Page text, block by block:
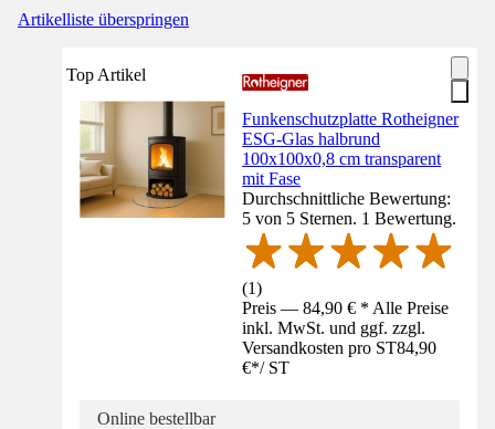
Artikelliste überspringen
Top Artikel
Funkenschutzplatte Rotheigner
ESG-Glas halbrund
100x100x0,8 cm transparent
mit Fase
Durchschnittliche Bewertung:
5 von 5 Sternen. 1 Bewertung.
(1)
Preis — 84,90 € * Alle Preise
inkl. MwSt. und ggf. zzgl.
Versandkosten pro ST84,90
€*/ ST
Online bestellbar